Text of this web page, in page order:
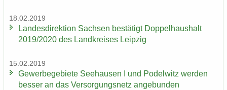
18.02.2019
Lan­des­di­rek­ti­on Sach­sen be­stä­tigt Dop­pel­haus­halt
2019/2020 des Land­krei­ses Leip­zig
15.02.2019
Ge­wer­be­ge­bie­te See­hau­sen I und Po­del­witz wer­den
bes­ser an das Ver­sor­gungs­netz an­ge­bun­den